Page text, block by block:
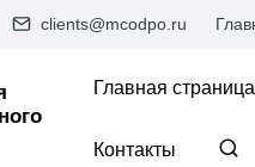
clients@mcodpo.ru
Главная страница
Контакты